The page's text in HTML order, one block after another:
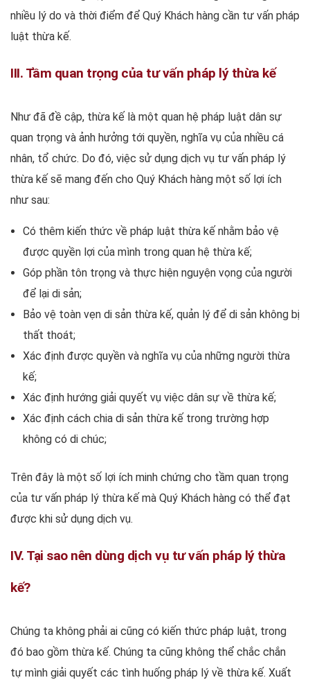
nhiều lý do và thời điểm để Quý Khách hàng cần tư vấn pháp
luật thừa kế.
III. Tầm quan trọng của tư vấn pháp lý thừa kế
Như đã đề cập, thừa kế là một quan hệ pháp luật dân sự
quan trọng và ảnh hưởng tới quyền, nghĩa vụ của nhiều cá
nhân, tổ chức. Do đó, việc sử dụng dịch vụ tư vấn pháp lý
thừa kế sẽ mang đến cho Quý Khách hàng một số lợi ích
như sau:
Có thêm kiến thức về pháp luật thừa kế nhằm bảo vệ
được quyền lợi của mình trong quan hệ thừa kế;
Góp phần tôn trọng và thực hiện nguyện vọng của người
để lại di sản;
Bảo vệ toàn vẹn di sản thừa kế, quản lý để di sản không bị
thất thoát;
Xác định được quyền và nghĩa vụ của những người thừa
kế;
Xác định hướng giải quyết vụ việc dân sự về thừa kế;
Xác định cách chia di sản thừa kế trong trường hợp
không có di chúc;
Trên đây là một số lợi ích minh chứng cho tầm quan trọng
của tư vấn pháp lý thừa kế mà Quý Khách hàng có thể đạt
được khi sử dụng dịch vụ.
IV. Tại sao nên dùng dịch vụ tư vấn pháp lý thừa
kế?
Chúng ta không phải ai cũng có kiến thức pháp luật, trong
đó bao gồm thừa kế. Chúng ta cũng không thể chắc chắn
tự mình giải quyết các tình huống pháp lý về thừa kế. Xuất